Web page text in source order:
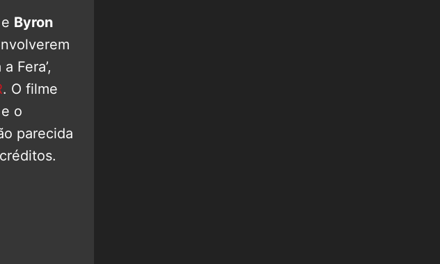
Byron
Fera’,
. O filme
o
parecida